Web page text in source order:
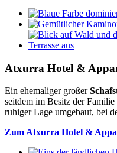
Atxurra Hotel &
Ein ehemaliger großer
seitdem im Besitz der
ruhiger Lage umgebaut, bei
Zum Atxurra Hotel &